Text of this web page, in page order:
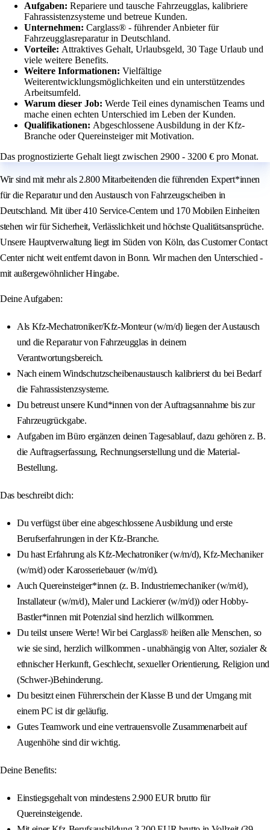
Aufgaben: Repariere und tausche Fahrzeugglas, kalibriere
Fahrassistenzsysteme und betreue Kunden.
Unternehmen: Carglass® - führender Anbieter für
Fahrzeugglasreparatur in Deutschland.
Vorteile: Attraktives Gehalt, Urlaubsgeld, 30 Tage Urlaub und
viele weitere Benefits.
Weitere Informationen: Vielfältige
Weiterentwicklungsmöglichkeiten und ein unterstützendes
Arbeitsumfeld.
Warum dieser Job: Werde Teil eines dynamischen Teams und
mache einen echten Unterschied im Leben der Kunden.
Qualifikationen: Abgeschlossene Ausbildung in der Kfz-
Branche oder Quereinsteiger mit Motivation.
Das prognostizierte Gehalt liegt zwischen 2900 - 3200 € pro Monat.
Wir sind mit mehr als 2.800 Mitarbeitenden die führenden Expert*innen
für die Reparatur und den Austausch von Fahrzeugscheiben in
Deutschland. Mit über 410 Service-Centern und 170 Mobilen Einheiten
stehen wir für Sicherheit, Verlässlichkeit und höchste Qualitätsansprüche.
Unsere Hauptverwaltung liegt im Süden von Köln, das Customer Contact
Center nicht weit entfernt davon in Bonn. Wir machen den Unterschied -
mit außergewöhnlicher Hingabe.
Deine Aufgaben:
Als Kfz-Mechatroniker/Kfz-Monteur (w/m/d) liegen der Austausch
und die Reparatur von Fahrzeugglas in deinem
Verantwortungsbereich.
Nach einem Windschutzscheibenaustausch kalibrierst du bei Bedarf
die Fahrassistenzsysteme.
Du betreust unsere Kund*innen von der Auftragsannahme bis zur
Fahrzeugrückgabe.
Aufgaben im Büro ergänzen deinen Tagesablauf, dazu gehören z. B.
die Auftragserfassung, Rechnungserstellung und die Material-
Bestellung.
Das beschreibt dich:
Du verfügst über eine abgeschlossene Ausbildung und erste
Berufserfahrungen in der Kfz-Branche.
Du hast Erfahrung als Kfz-Mechatroniker (w/m/d), Kfz-Mechaniker
(w/m/d) oder Karosseriebauer (w/m/d).
Auch Quereinsteiger*innen (z. B. Industriemechaniker (w/m/d),
Installateur (w/m/d), Maler und Lackierer (w/m/d)) oder Hobby-
Bastler*innen mit Potenzial sind herzlich willkommen.
Du teilst unsere Werte! Wir bei Carglass® heißen alle Menschen, so
wie sie sind, herzlich willkommen - unabhängig von Alter, sozialer &
ethnischer Herkunft, Geschlecht, sexueller Orientierung, Religion und
(Schwer-)Behinderung.
Du besitzt einen Führerschein der Klasse B und der Umgang mit
einem PC ist dir geläufig.
Gutes Teamwork und eine vertrauensvolle Zusammenarbeit auf
Augenhöhe sind dir wichtig.
Deine Benefits:
Einstiegsgehalt von mindestens 2.900 EUR brutto für
Quereinsteigende.